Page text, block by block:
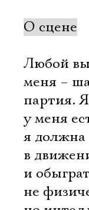
О сцене
Любой
меня –
партия.
у меня
я должна
в
и
не